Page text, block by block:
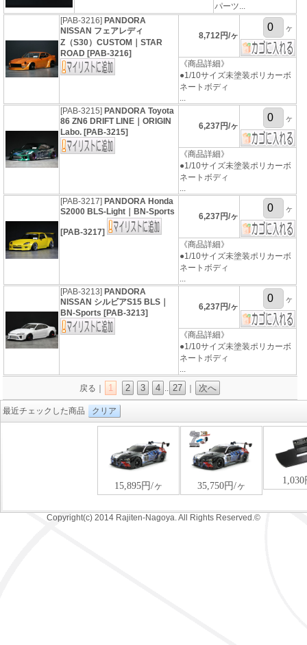
パーツ...
[PAB-3216] PANDORA
NISSAN フェアレディ
Z（S30）CUSTOM｜STAR
ROAD [PAB-3216]
8,712円/ヶ
ヶ
《商品詳細》
●1/10サイズ未塗装ポリカーボ
ネートボディ
...
[PAB-3215] PANDORA Toyota
86 ZN6 DRIFT LINE｜ORIGIN
Labo. [PAB-3215]
6,237円/ヶ
ヶ
《商品詳細》
●1/10サイズ未塗装ポリカーボ
ネートボディ
...
[PAB-3217] PANDORA Honda
S2000 BLS-Light｜BN-Sports
[PAB-3217]
6,237円/ヶ
ヶ
《商品詳細》
●1/10サイズ未塗装ポリカーボ
ネートボディ
...
[PAB-3213] PANDORA
NISSAN シルビアS15 BLS｜
BN-Sports [PAB-3213]
6,237円/ヶ
ヶ
《商品詳細》
●1/10サイズ未塗装ポリカーボ
ネートボディ
...
戻る｜
1 2 3 4 .. 27 次へ
最近チェックした商品 クリア
Copyright(c) 2014 Rajiten-Nagoya. All Rights Reserved.©